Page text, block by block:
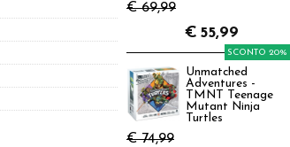
€ 69,99
€ 55,99
Unmatched
Adventures -
TMNT Teenage
Mutant Ninja
Turtles
€ 74,99
SCONTO 20%